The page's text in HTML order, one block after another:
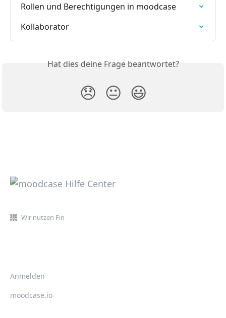
Rollen und Berechtigungen in moodcase
Kollaborator
Hat dies deine Frage beantwortet?
😞 😐 😃
Wir nutzen Fin
Anmelden
moodcase.io